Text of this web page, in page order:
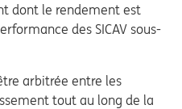
dont le rendement est
des SICAV sous-
arbitrée entre les
tout au long de la